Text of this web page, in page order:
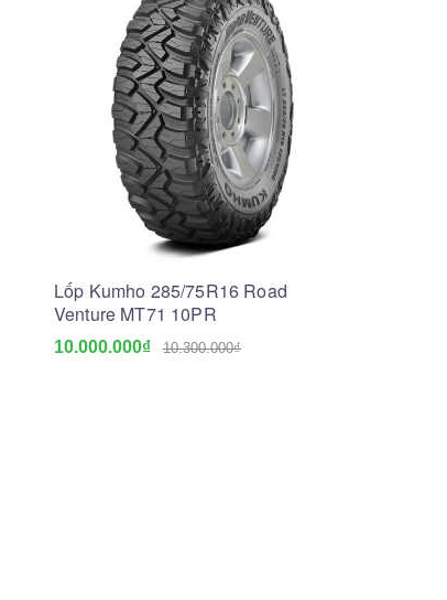
Lốp Kumho 285/75R16 Road
Venture MT71 10PR
10.000.000₫ 10.300.000₫